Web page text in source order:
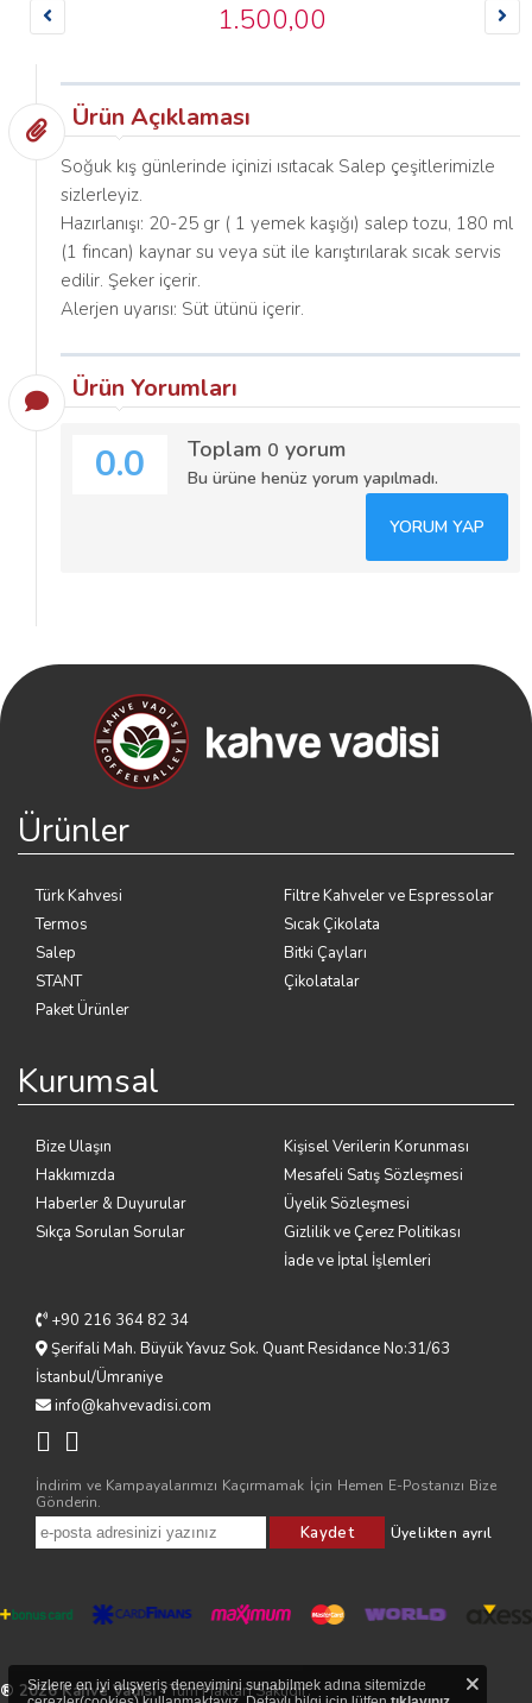
1.500,00
Ürün Açıklaması
Soğuk kış günlerinde içinizi ısıtacak Salep çeşitlerimizle
sizlerleyiz.
Hazırlanışı: 20-25 gr ( 1 yemek kaşığı) salep tozu, 180 ml
(1 fincan) kaynar su veya süt ile karıştırılarak sıcak servis
edilir. Şeker içerir.
Alerjen uyarısı: Süt ütünü içerir.
Ürün Yorumları
Toplam 0 yorum
Bu ürüne henüz yorum yapılmadı.
0.0
YORUM YAP
Ürünler
Türk Kahvesi
Termos
Salep
STANT
Paket Ürünler
Filtre Kahveler ve Espressolar
Sıcak Çikolata
Bitki Çayları
Çikolatalar
Kurumsal
Bize Ulaşın
Hakkımızda
Haberler & Duyurular
Sıkça Sorulan Sorular
Kişisel Verilerin Korunması
Mesafeli Satış Sözleşmesi
Üyelik Sözleşmesi
Gizlilik ve Çerez Politikası
İade ve İptal İşlemleri
+90 216 364 82 34
Şerifali Mah. Büyük Yavuz Sok. Quant Residance No:31/63
İstanbul/Ümraniye
info@kahvevadisi.com
İndirim ve Kampayalarımızı Kaçırmamak İçin Hemen E-Postanızı Bize
Gönderin.
Kaydet Üyelikten ayrıl
® 2026 Kahve Vadisi- Tüm Hakları Saklıdır.
Sizlere en iyi alışveriş deneyimini sunabilmek adına sitemizde
×